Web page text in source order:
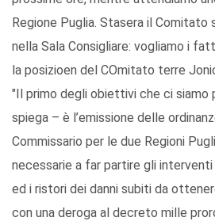
Regione Puglia. Stasera il Comitato
nella Sala Consigliare: vogliamo i
la posizioen del COmitato terre
"Il primo degli obiettivi che ci
spiega – è l’emissione delle
Commissario per le due Regioni
necessarie a far partire gli interventi
ed i ristori dei danni subiti da
con una deroga al decreto mille